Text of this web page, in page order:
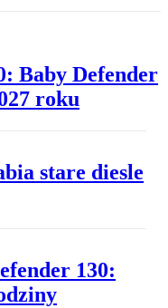
Baby Defender
roku
stare diesle
130: